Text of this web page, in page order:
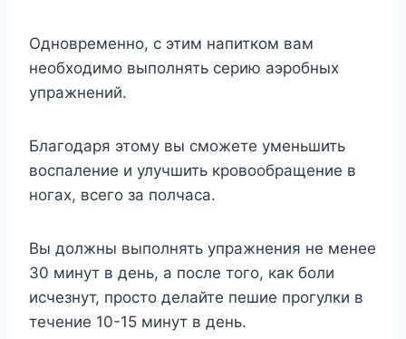
Одновременно, с этим напитком вам
необходимо выполнять серию аэробных
упражнений.
Благодаря этому вы сможете уменьшить
воспаление и улучшить кровообращение в
ногах, всего за полчаса.
Вы должны выполнять упражнения не менее
30 минут в день, а после того, как боли
исчезнут, просто делайте пешие прогулки в
течение 10-15 минут в день.